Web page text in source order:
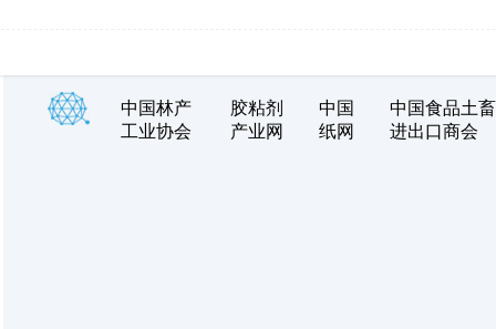
中国林产
工业协会
胶粘剂
产业网
中国
纸网
中国食品土畜
进出口商会